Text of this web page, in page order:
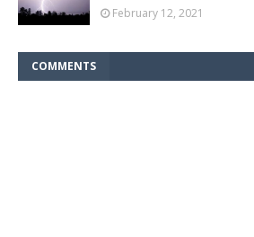
February 12, 2021
COMMENTS